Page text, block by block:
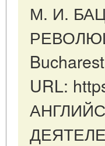
М. И.
URL: